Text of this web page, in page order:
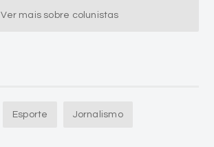
Ver mais sobre colunistas
Esporte Jornalismo